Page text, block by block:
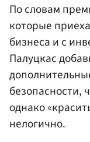
По словам
которые
бизнеса и с
Палуцкас
безопасности,
однако
нелогично.